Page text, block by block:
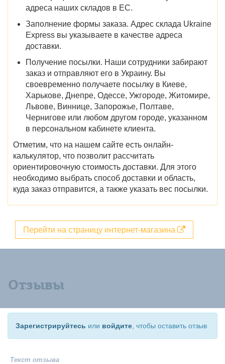
адреса наших складов в ЕС.
Заполнение формы заказа. Адрес склада Ukraine
Express вы указываете в качестве адреса
доставки.
Получение посылки. Наши сотрудники забирают
заказ и отправляют его в Украину. Вы
своевременно получаете посылку в Киеве,
Харькове, Днепре, Одессе, Ужгороде, Житомире,
Львове, Виннице, Запорожье, Полтаве,
Чернигове или любом другом городе, указанном
в персональном кабинете клиента.
Отметим, что на нашем сайте есть онлайн-
калькулятор, что позволит рассчитать
ориентировочную стоимость доставки. Для этого
необходимо выбрать способ доставки и область,
куда заказ отправится, а также указать вес посылки.
Перейти на страницу интернет-магазина
Отзывы
Зарегистрируйтесь или войдите , чтобы оставить отзыв
Текст отзыва